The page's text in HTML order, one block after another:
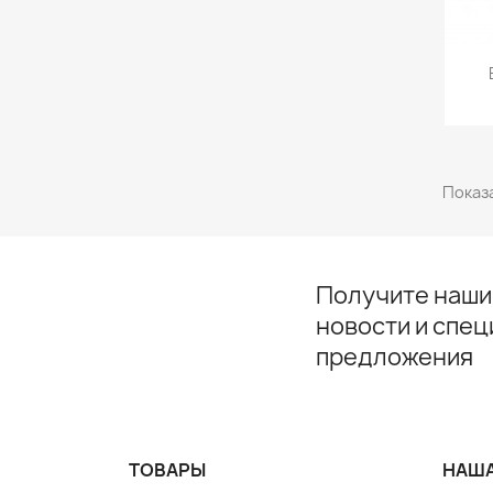
Получите
новости и
предложения
ТОВАРЫ